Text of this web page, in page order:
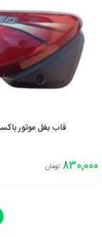
قاب بغل موتور باکسر
830,000 تومان